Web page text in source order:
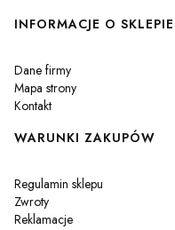
Linki w stopce
INFORMACJE O SKLEPIE
Dane firmy
Mapa strony
Kontakt
WARUNKI ZAKUPÓW
Regulamin sklepu
Zwroty
Reklamacje